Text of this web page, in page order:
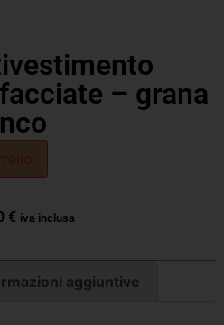
– grana
€ iva inclusa
aggiuntive